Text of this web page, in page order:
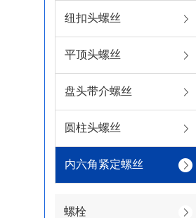
纽扣头螺丝
平顶头螺丝
盘头带介螺丝
圆柱头螺丝
内六角紧定螺丝
螺栓